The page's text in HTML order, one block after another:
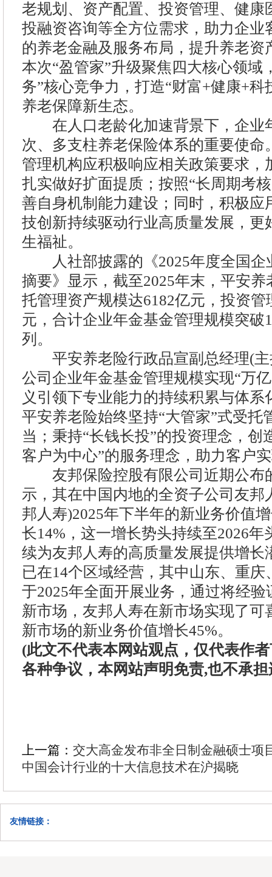
老规划、资产配置、投资管理、健康
投融资咨询等全方位需求，助力企业
的养老金融及服务布局，提升养老资
本次“盈管家”升级聚焦四大核心领域
务”核心竞争力，打造“财富+健康+科
养老保障新生态。
在人口老龄化加速背景下，企业
次、多支柱养老保险体系的重要使命
管理机构应积极响应相关政策要求，
扎实做好扩面提质；按照“长周期考
善自身机制能力建设；同时，积极应
技创新持续驱动行业高质量发展，更
生福祉。
人社部披露的《2025年度全国企
摘要》显示，截至2025年末，平安
托管理资产规模达6182亿元，投资管
元，合计企业年金基金管理规模突破
列。
平安养老险行政品宣副总经理(主
公司企业年金基金管理规模实现“万
义引领下专业能力的持续积累与体系
平安养老险始终坚持“大管家”式受托
当；秉持“长钱长投”的投资理念，创
客户为中心”的服务理念，助力客户
友邦保险控股有限公司近期公布
示，其在中国内地的全资子公司友邦
邦人寿)2025年下半年的新业务价值
长14%，这一增长势头持续至2026年
续为友邦人寿的高质量发展提供增长
已在14个区域经营，其中山东、重
于2025年全面开展业务，通过将经
新市场，友邦人寿在新市场实现了可
新市场的新业务价值增长45%。
(此文不代表本网站观点，仅代表作
各种争议，本网站声明免责,也不承
上一篇： 交大高金发布非全日制金融硕士项
中国会计行业的十大信息技术在沪揭晓
友情链接：